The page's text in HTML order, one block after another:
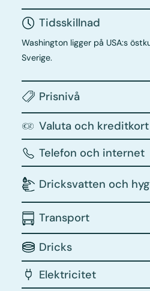
Tidsskillnad
Washington ligger på USA:s
Sverige.
Prisnivå
Valuta och kreditkort
Telefon och internet
Dricksvatten och
Transport
Dricks
Elektricitet